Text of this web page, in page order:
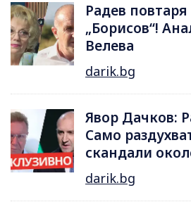
Радев
„Борисов“!
Велева
darik.bg
Явор Дачков:
Само
скандали
darik.bg